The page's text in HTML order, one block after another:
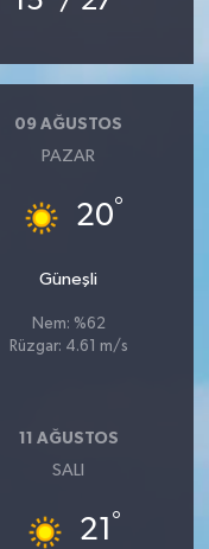
09 AĞUSTOS
PAZAR
20°
Güneşli
Nem: %62
Rüzgar: 4.61 m/s
11 AĞUSTOS
SALI
21 °